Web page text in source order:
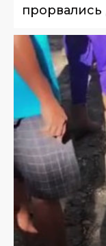
прорвались